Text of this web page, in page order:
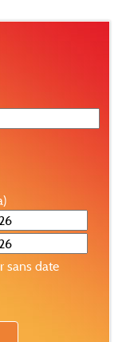
sans date